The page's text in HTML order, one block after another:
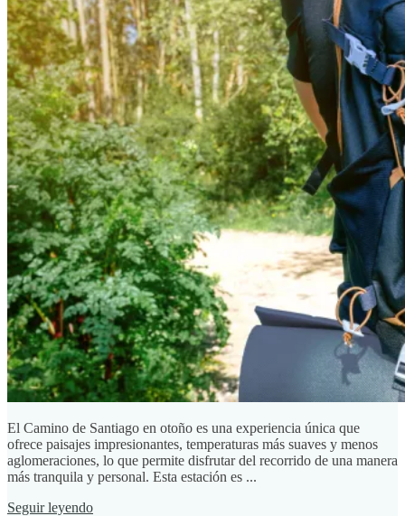
El Camino de Santiago en otoño es una experiencia única que
ofrece paisajes impresionantes, temperaturas más suaves y menos
aglomeraciones, lo que permite disfrutar del recorrido de una manera
más tranquila y personal. Esta estación es ...
Seguir leyendo